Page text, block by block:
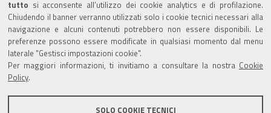
tutto si acconsente all’utilizzo dei cookie analytics e di profilazione.
Chiudendo il banner verranno utilizzati solo i cookie tecnici necessari alla
navigazione e alcuni contenuti potrebbero non essere disponibili. Le
preferenze possono essere modificate in qualsiasi momento dal menu
laterale "Gestisci impostazioni cookie".
Per maggiori informazioni, ti invitiamo a consultare la nostra Cookie
Policy
SOLO COOKIE TECNICI
Albo Camerale
Pubblicità Legale
Area riservata Amministratori